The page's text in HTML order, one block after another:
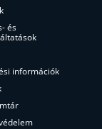
és
információk